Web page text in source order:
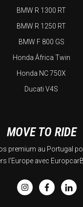
BMW R 1300 RT
BMW R 1250 RT
BMW F 800 GS
Honda África Twin
Honda NC 750X
Ducati V4S
MOVE TO RIDE
premium au Portugal
l’Europe avec